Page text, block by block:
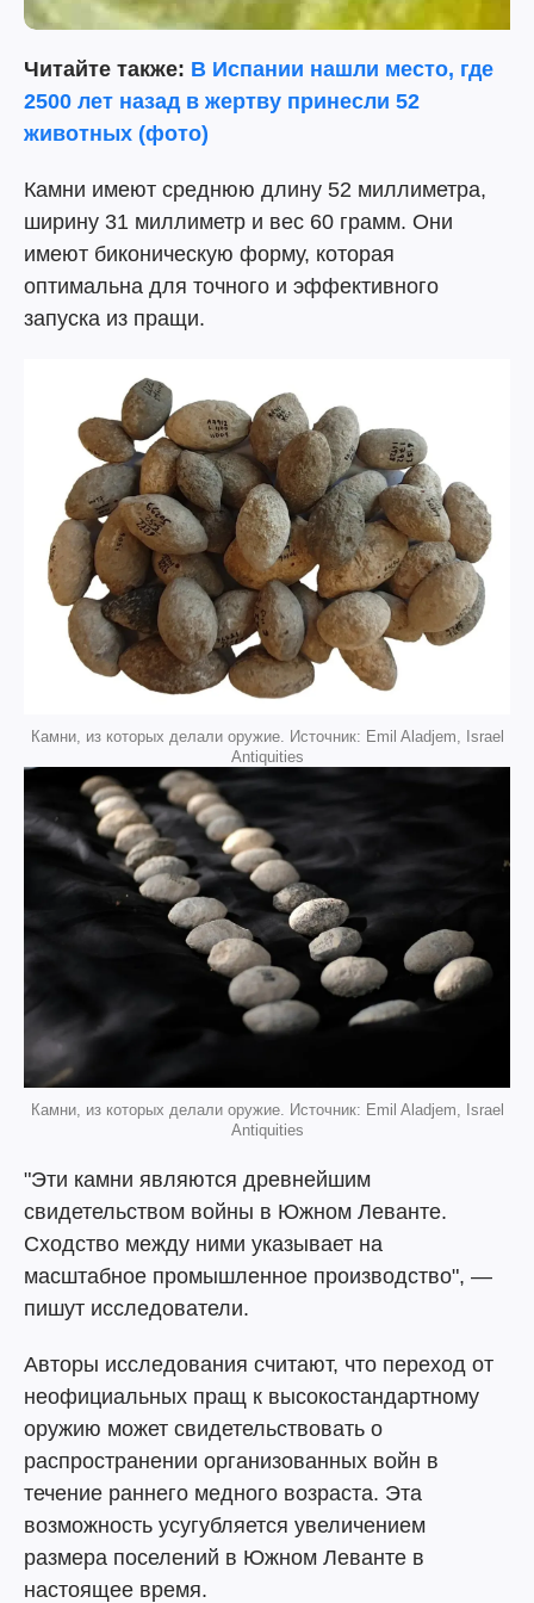
Читайте также: В Испании нашли место, где
2500 лет назад в жертву принесли 52
животных (фото)
Камни имеют среднюю длину 52 миллиметра,
ширину 31 миллиметр и вес 60 грамм. Они
имеют биконическую форму, которая
оптимальна для точного и эффективного
запуска из пращи.
Камни, из которых делали оружие. Источник: Emil Aladjem, Israel
Antiquities
Камни, из которых делали оружие. Источник: Emil Aladjem, Israel
Antiquities
"Эти камни являются древнейшим
свидетельством войны в Южном Леванте.
Сходство между ними указывает на
масштабное промышленное производство", —
пишут исследователи.
Авторы исследования считают, что переход от
неофициальных пращ к высокостандартному
оружию может свидетельствовать о
распространении организованных войн в
течение раннего медного возраста. Эта
возможность усугубляется увеличением
размера поселений в Южном Леванте в
настоящее время.